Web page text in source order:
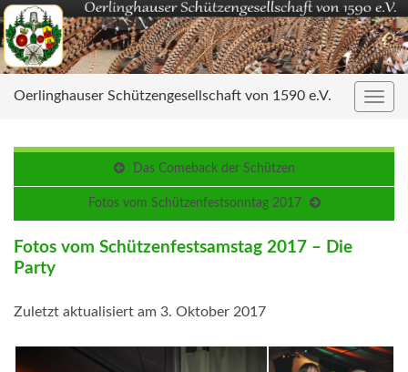
Oerlinghauser Schützengesellschaft von 1590 e.V.
Das Comeback der Schützen
Fotos vom Schützenfestsonntag 2017
Fotos vom Schützenfestsamstag 2017 – Die
Party
Zuletzt aktualisiert am 3. Oktober 2017